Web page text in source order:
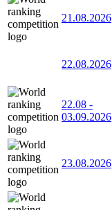
21.08.2026
22.08.2026
22.08 -
03.09.2026
23.08.2026